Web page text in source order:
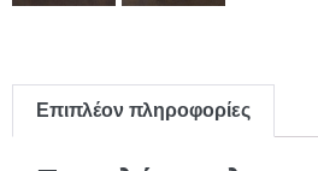
Επιπλέον πληροφορίες